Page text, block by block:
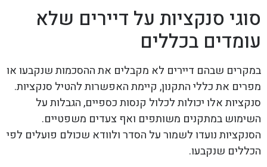
סוגי סנקציות על דיירים שלא
עומדים בכללים
במקרים שבהם דיירים לא מקבלים את ההסכמות שנקבעו או
מפרים את כללי התקנון, קיימת האפשרות להטיל סנקציות.
סנקציות אלו יכולות לכלול קנסות כספיים, הגבלות על
השימוש במתקנים משותפים ואף צעדים משפטיים.
הסנקציות נועדו לשמור על הסדר ולוודא שכולם פועלים לפי
הכללים שנקבעו.